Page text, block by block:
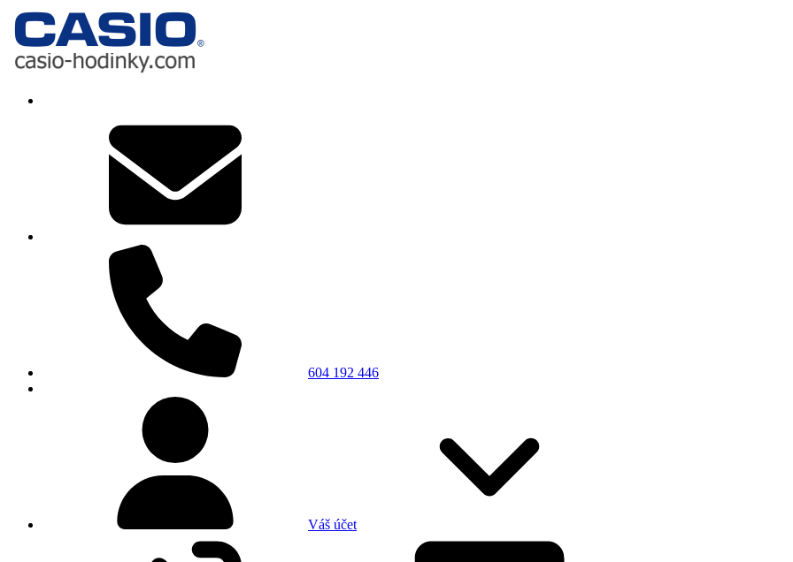
604 192 446
Váš účet